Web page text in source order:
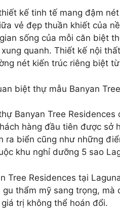
kế tinh tế mang đậm
vẻ đẹp thuần khiết của
sống của mỗi căn biệt
quanh. Thiết kế nội
nét kiến trúc riêng biệt
biệt thự mẫu Banyan
Banyan Tree
hàng đầu tiên được
ra biển cũng như những
khu nghỉ dưỡng 5 sao
Tree Residences tại
gu thẩm mỹ sang trọng,
trị không thể hoán đổi.